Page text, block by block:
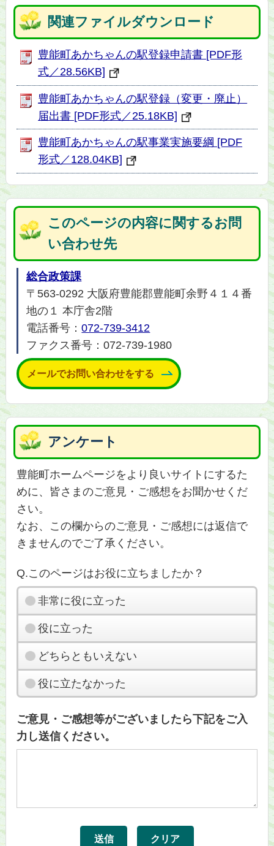
関連ファイルダウンロード
豊能町あかちゃんの駅登録申請書 [PDF形
式／28.56KB]
豊能町あかちゃんの駅登録（変更・廃止）
届出書 [PDF形式／25.18KB]
豊能町あかちゃんの駅事業実施要綱 [PDF
形式／128.04KB]
このページの内容に関するお問
い合わせ先
総合政策課
〒563-0292 大阪府豊能郡豊能町余野４１４番
地の１ 本庁舎2階
電話番号：072-739-3412
ファクス番号：072-739-1980
メールでお問い合わせをする
アンケート
豊能町ホームページをより良いサイトにするた
めに、皆さまのご意見・ご感想をお聞かせくだ
さい。
なお、この欄からのご意見・ご感想には返信で
きませんのでご了承ください。
Q.このページはお役に立ちましたか？
非常に役に立った
役に立った
どちらともいえない
役に立たなかった
ご意見・ご感想等がございましたら下記をご入
力し送信ください。